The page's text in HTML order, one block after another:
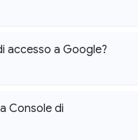
accesso a Google?
Console di